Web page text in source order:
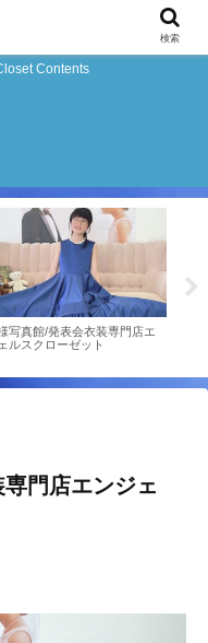
Contents
写真館/発表会衣装専門店エ
ルスクローゼット
門店エンジェ
検索